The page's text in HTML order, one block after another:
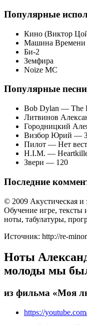
Популярные
Кино (Виктор
Машина Времени
Би-2
Земфира
Noize MC
Популярные
Bob Dylan — The
Литвинов
Городницкий
Визбор Юрий —
Пилот — Нет
H.I.M. —
Звери — 120
Последние
© 2009 Акустическая и
Обучение игре, тексты
ноты, табулатуры,
Источник: http://re-
Ноты
молоды мы
из фильма «Моя
https://